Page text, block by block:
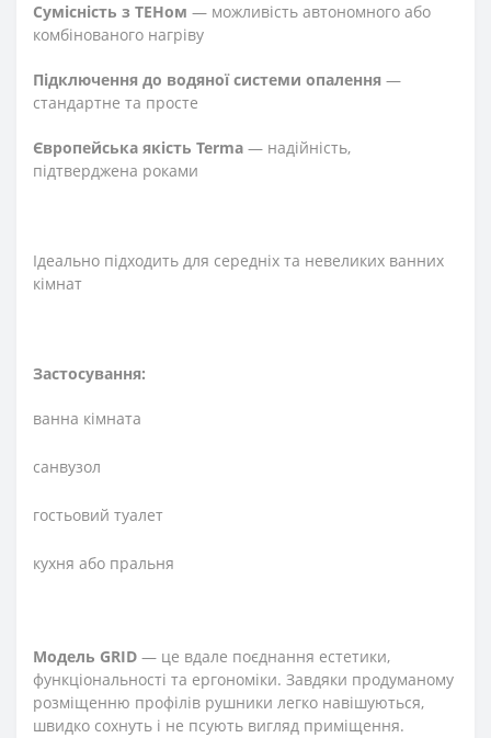
Сумісність з ТЕНом — можливість автономного або
комбінованого нагріву
Підключення до водяної системи опалення —
стандартне та просте
Європейська якість Terma — надійність,
підтверджена роками
Ідеально підходить для середніх та невеликих ванних
кімнат
Застосування:
ванна кімната
санвузол
гостьовий туалет
кухня або пральня
Модель GRID — це вдале поєднання естетики,
функціональності та ергономіки. Завдяки продуманому
розміщенню профілів рушники легко навішуються,
швидко сохнуть і не псують вигляд приміщення.